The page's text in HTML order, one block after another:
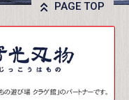
PAGE TOP